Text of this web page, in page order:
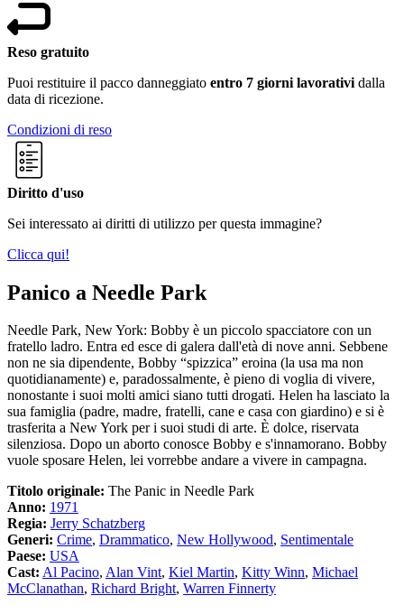
Reso gratuito
Puoi restituire il pacco danneggiato entro 7 giorni lavorativi dalla
data di ricezione.
Condizioni di reso
Diritto d'uso
Sei interessato ai diritti di utilizzo per questa immagine?
Clicca qui!
Panico a Needle Park
Needle Park, New York: Bobby è un piccolo spacciatore con un
fratello ladro. Entra ed esce di galera dall'età di nove anni. Sebbene
non ne sia dipendente, Bobby “spizzica” eroina (la usa ma non
quotidianamente) e, paradossalmente, è pieno di voglia di vivere,
nonostante i suoi molti amici siano tutti drogati. Helen ha lasciato la
sua famiglia (padre, madre, fratelli, cane e casa con giardino) e si è
trasferita a New York per i suoi studi di arte. È dolce, riservata
silenziosa. Dopo un aborto conosce Bobby e s'innamorano. Bobby
vuole sposare Helen, lei vorrebbe andare a vivere in campagna.
Titolo originale: The Panic in Needle Park
Anno: 1971
Regia: Jerry Schatzberg
Generi: Crime, Drammatico, New Hollywood, Sentimentale
Paese: USA
Cast: Al Pacino, Alan Vint, Kiel Martin, Kitty Winn, Michael
McClanathan, Richard Bright, Warren Finnerty